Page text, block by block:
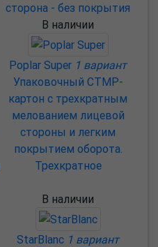
сторона - без покрытия
В наличии
Poplar Super 1 вариант
Упаковочный CTMP-
картон с трехкратным
мелованием лицевой
стороны и легким
покрытием оборота.
Трехкратное
В наличии
StarBlanc 1 вариант